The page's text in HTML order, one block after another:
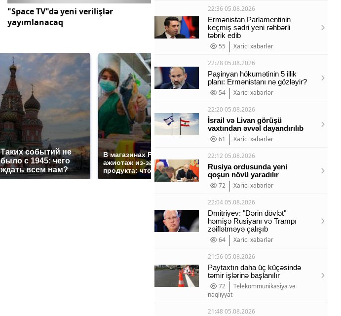
"Space TV"də yeni verilişlər
yayımlanacaq
Таких событий не
было с 1945: чего
ждать всем нам?
В магазинах России
ажиотаж из-за этого
продукта: что купить?
СМИ: В Химках на
полицейскую
машину напали и
подожгли.
22:36 05.08.2026
Ermənistan Parlamentinin
keçmiş sədri yeni rəhbərli
təbrik edib
55
Xarici xəbərlər
22:28 05.08.2026
Paşinyan hökumətinin 5 illik
planı: Ermənistanı nə gözləyir?
54
Xarici xəbərlər
22:20 05.08.2026
İsrail və Livan görüşü
vaxtından əvvəl dayandırılıb
61
Xarici xəbərlər
22:12 05.08.2026
Rusiya ordusunda yeni
qoşun növü yaradılır
72
Xarici xəbərlər
22:04 05.08.2026
Dmitriyev: "Dərin dövlət"
həmişə Rusiyanı və Trampı
zəiflətməyə çalışıb
64
Xarici xəbərlər
21:56 05.08.2026
Paytaxtın daha üç küçəsində
təmir işlərinə başlanılır
72
Telekommunikasiya və
nəqliyyat
21:48 05.08.2026